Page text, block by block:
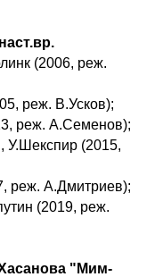
(2006, реж.
реж. В.Усков);
реж. А.Семенов);
У.Шекспир (2015,
реж. А.Дмитриев);
(2019, реж.
"Мим-